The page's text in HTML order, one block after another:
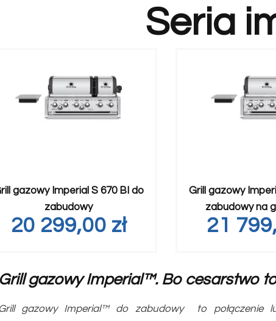
Seria
gazowy Imperial S 670 BI do
zabudowy
20 299,00 zł
Grill gazowy
zabudowy na
21
Grill gazowy Imperial™. Bo cesarstwo
Grill gazowy Imperial™ do zabudowy to połączenie